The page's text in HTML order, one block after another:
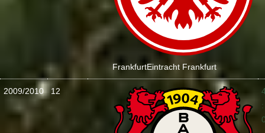
FrankfurtEintracht Frankfurt
2009/2010 12
: